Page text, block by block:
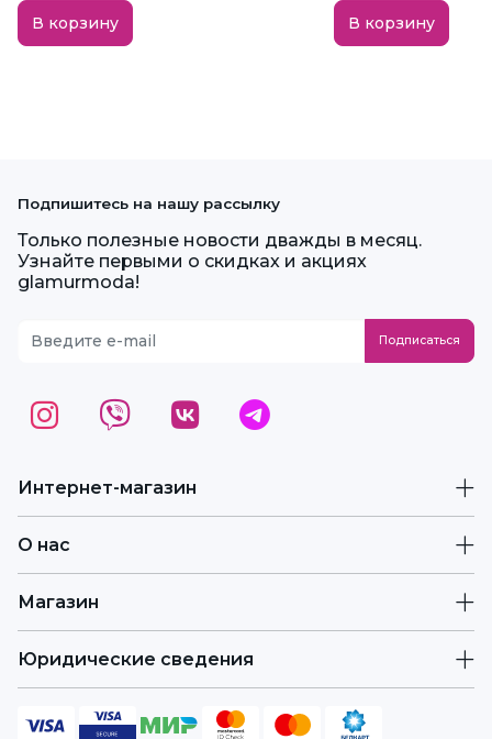
В корзину В корзину
Интернет-магазин
О нас
Магазин
Юридические сведения
Подпишитесь на нашу рассылку
Только полезные новости дважды в месяц.
Узнайте первыми о скидках и акциях
glamurmoda!